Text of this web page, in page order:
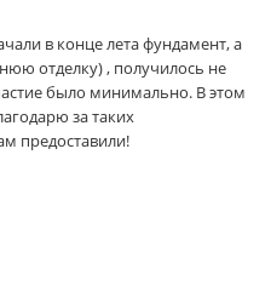
в конце лета фундамент, а
отделку) , получилось не
было минимально. В этом
за таких
предоставили!